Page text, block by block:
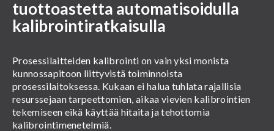
tuottoastetta automatisoidulla
kalibrointiratkaisulla
Prosessilaitteiden kalibrointi on vain yksi monista
kunnossapitoon liittyvistä toiminnoista
prosessilaitoksessa. Kukaan ei halua tuhlata rajallisia
resurssejaan tarpeettomien, aikaa vievien kalibrointien
tekemiseen eikä käyttää hitaita ja tehottomia
kalibrointimenetelmiä.